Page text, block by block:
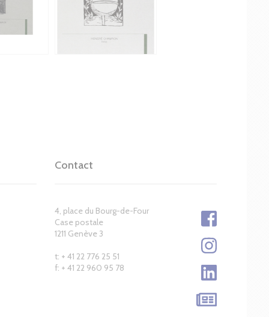
Contact
4, place du Bourg-de-Four
Case postale
1211 Genève 3
t: + 41 22 776 25 51
f: + 41 22 960 95 78